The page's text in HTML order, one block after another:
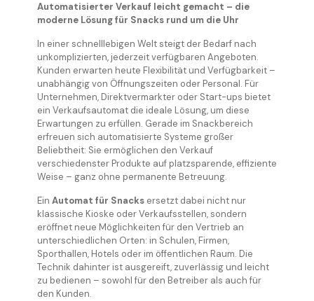
Automatisierter Verkauf leicht gemacht – die
moderne Lösung für Snacks rund um die Uhr
In einer schnelllebigen Welt steigt der Bedarf nach
unkomplizierten, jederzeit verfügbaren Angeboten.
Kunden erwarten heute Flexibilität und Verfügbarkeit –
unabhängig von Öffnungszeiten oder Personal. Für
Unternehmen, Direktvermarkter oder Start-ups bietet
ein Verkaufsautomat die ideale Lösung, um diese
Erwartungen zu erfüllen. Gerade im Snackbereich
erfreuen sich automatisierte Systeme großer
Beliebtheit: Sie ermöglichen den Verkauf
verschiedenster Produkte auf platzsparende, effiziente
Weise – ganz ohne permanente Betreuung.
Ein Automat für Snacks ersetzt dabei nicht nur
klassische Kioske oder Verkaufsstellen, sondern
eröffnet neue Möglichkeiten für den Vertrieb an
unterschiedlichen Orten: in Schulen, Firmen,
Sporthallen, Hotels oder im öffentlichen Raum. Die
Technik dahinter ist ausgereift, zuverlässig und leicht
zu bedienen – sowohl für den Betreiber als auch für
den Kunden.